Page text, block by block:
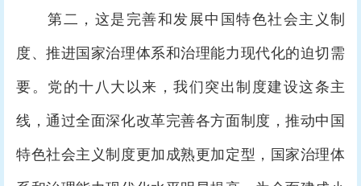
第二，这是完善和发展中国特色社会主义制
度、推进国家治理体系和治理能力现代化的迫切需
要。党的十八大以来，我们突出制度建设这条主
线，通过全面深化改革完善各方面制度，推动中国
特色社会主义制度更加成熟更加定型，国家治理体